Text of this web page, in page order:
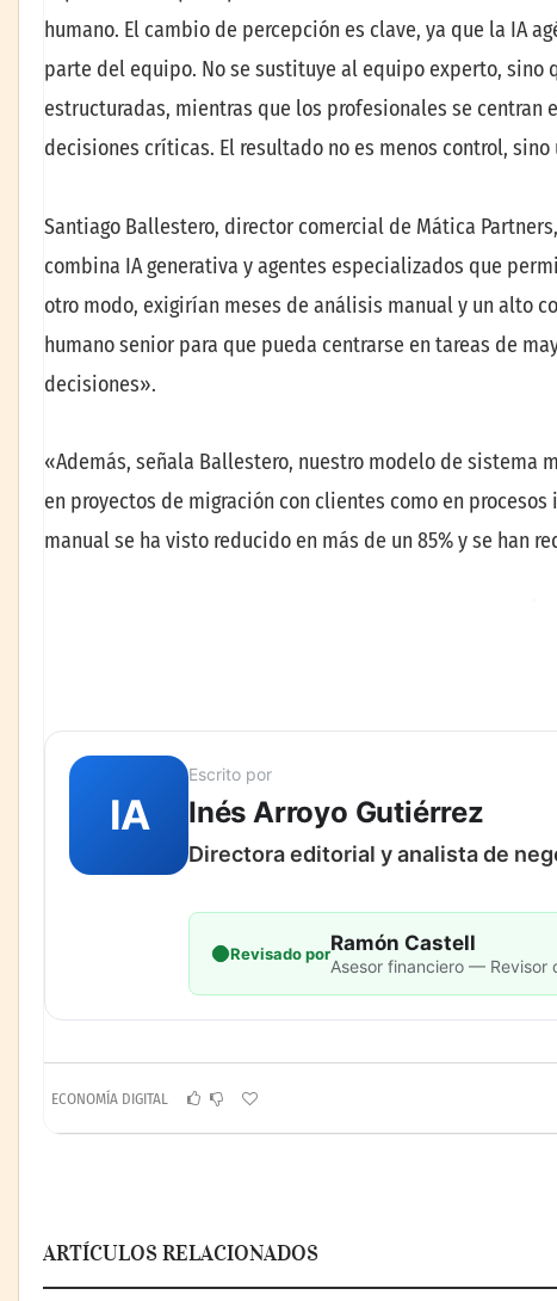
humano. El cambio de percepción es clave, ya que la IA
parte del equipo. No se sustituye al equipo experto, sino
estructuradas, mientras que los profesionales se
decisiones críticas. El resultado no es menos control,
Santiago Ballestero, director comercial de Mática
combina IA generativa y agentes especializados que
otro modo, exigirían meses de análisis manual y un alto
humano senior para que pueda centrarse en tareas de
decisiones».
«Además, señala Ballestero, nuestro modelo de sistema
en proyectos de migración con clientes como en
manual se ha visto reducido en más de un 85% y se han
IA
Escrito por
Inés Arroyo Gutiérrez
Directora editorial y analista de
Revisado porRamón Castell
Asesor financiero — Revisor
ECONOMÍA DIGITAL
ARTÍCULOS RELACIONADOS